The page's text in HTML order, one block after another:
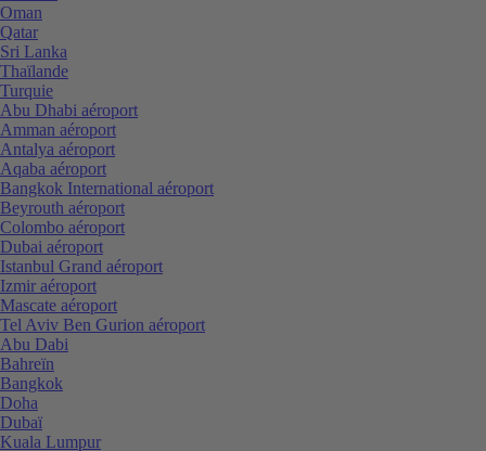
Oman
Qatar
Sri Lanka
Thaïlande
Turquie
Abu Dhabi aéroport
Amman aéroport
Antalya aéroport
Aqaba aéroport
Bangkok International aéroport
Beyrouth aéroport
Colombo aéroport
Dubai aéroport
Istanbul Grand aéroport
Izmir aéroport
Mascate aéroport
Tel Aviv Ben Gurion aéroport
Abu Dabi
Bahreïn
Bangkok
Doha
Dubaï
Kuala Lumpur